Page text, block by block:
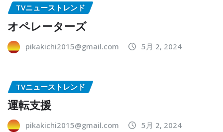
TVニューストレンド
オペレーターズ
pikakichi2015@gmail.com 5月 2, 2024
TVニューストレンド
運転支援
pikakichi2015@gmail.com 5月 2, 2024